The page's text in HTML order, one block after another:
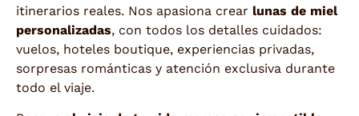
itinerarios reales. Nos apasiona crear lunas de miel
personalizadas, con todos los detalles cuidados:
vuelos, hoteles boutique, experiencias privadas,
sorpresas románticas y atención exclusiva durante
todo el viaje.